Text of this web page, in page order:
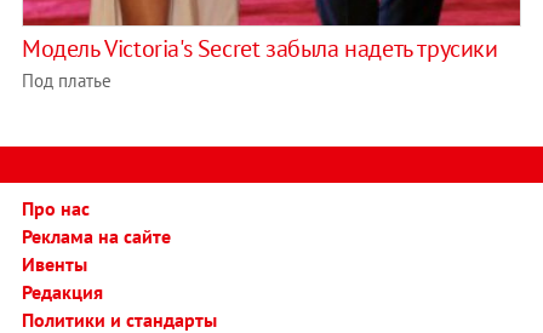
Модель Victoria's Secret забыла надеть трусики
Под платье
Про нас
Реклама на сайте
Ивенты
Редакция
Политики и стандарты